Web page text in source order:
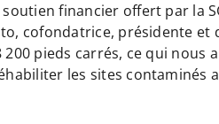
financier offert par la
cofondatrice, présidente
pieds carrés, ce qui
les sites contaminés